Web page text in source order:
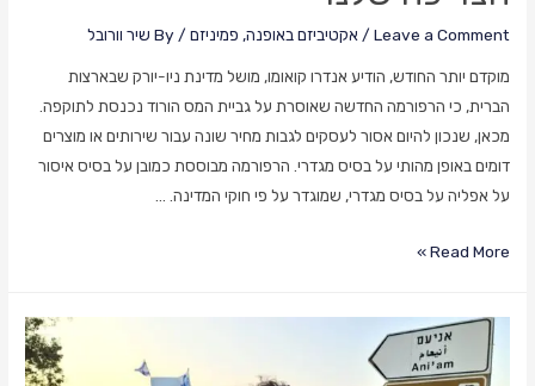
Leave a Comment
/ אקטיביזם באופנה, פמיניזם / By שיר וורובל
מוקדם יותר החודש, הודיע אנדרו קואומו, מושל מדינת ניו-יורק שבארצות
הברית, כי הרפורמה החדשה שאוסרת על גביית המס הורוד נכנסת לתוקפה.
מכאן, שנכון להיום אסור לעסקים לגבות מחיר שונה עבור שירותים או מוצרים
דומים באופן מהותי על בסיס מגדרי. הרפורמה מבוססת כמובן על בסיס איסור
על אפליה על בסיס מגדרי, שמוגדר על פי חוקי המדינה. …
לא
האפליה
המגדרית
Read More »